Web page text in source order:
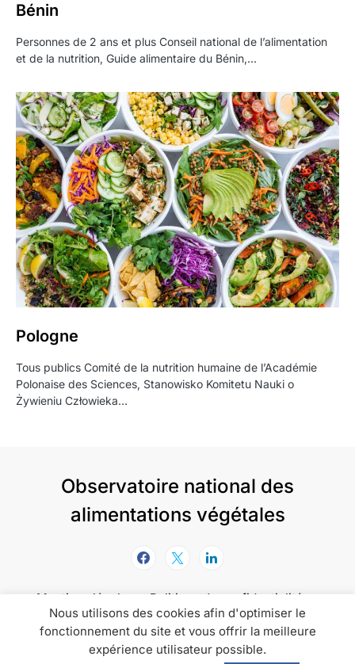
Bénin
Personnes de 2 ans et plus Conseil national de l’alimentation
et de la nutrition, Guide alimentaire du Bénin,…
Pologne
Tous publics Comité de la nutrition humaine de l’Académie
Polonaise des Sciences, Stanowisko Komitetu Nauki o
Żywieniu Człowieka…
Observatoire national des
alimentations végétales
Mentions légales
Politique de confidentialité
Politique de cookies
L'Onav informe, accompagne et promeut les
Nous utilisons des cookies afin d'optimiser le
fonctionnement du site et vous offrir la meilleure
expérience utilisateur possible.